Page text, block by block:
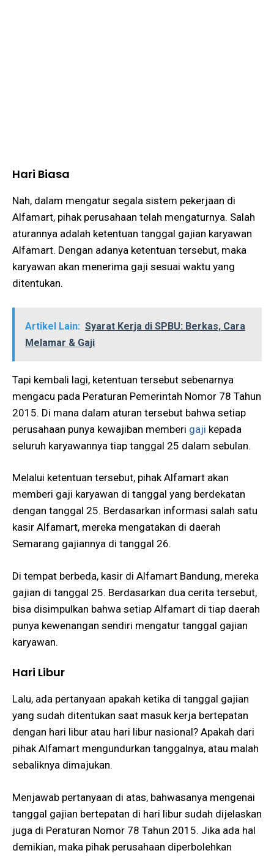
Hari Biasa
Nah, dalam mengatur segala sistem pekerjaan di
Alfamart, pihak perusahaan telah mengaturnya. Salah
aturannya adalah ketentuan tanggal gajian karyawan
Alfamart. Dengan adanya ketentuan tersebut, maka
karyawan akan menerima gaji sesuai waktu yang
ditentukan.
Artikel Lain: Syarat Kerja di SPBU: Berkas, Cara
Melamar & Gaji
Tapi kembali lagi, ketentuan tersebut sebenarnya
mengacu pada Peraturan Pemerintah Nomor 78 Tahun
2015. Di mana dalam aturan tersebut bahwa setiap
perusahaan punya kewajiban memberi gaji kepada
seluruh karyawannya tiap tanggal 25 dalam sebulan.
Melalui ketentuan tersebut, pihak Alfamart akan
memberi gaji karyawan di tanggal yang berdekatan
dengan tanggal 25. Berdasarkan informasi salah satu
kasir Alfamart, mereka mengatakan di daerah
Semarang gajiannya di tanggal 26.
Di tempat berbeda, kasir di Alfamart Bandung, mereka
gajian di tanggal 25. Berdasarkan dua cerita tersebut,
bisa disimpulkan bahwa setiap Alfamart di tiap daerah
punya kewenangan sendiri mengatur tanggal gajian
karyawan.
Hari Libur
Lalu, ada pertanyaan apakah ketika di tanggal gajian
yang sudah ditentukan saat masuk kerja bertepatan
dengan hari libur atau hari libur nasional? Apakah dari
pihak Alfamart mengundurkan tanggalnya, atau malah
sebaliknya dimajukan.
Menjawab pertanyaan di atas, bahwasanya mengenai
tanggal gajian bertepatan di hari libur sudah dijelaskan
juga di Peraturan Nomor 78 Tahun 2015. Jika ada hal
demikian, maka pihak perusahaan diperbolehkan